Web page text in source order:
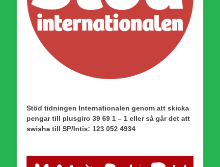
Stöd tidningen Internationalen genom att skicka
pengar till plusgiro 39 69 1 – 1 eller så går det att
swisha till SP/Intis: 123 052 4934